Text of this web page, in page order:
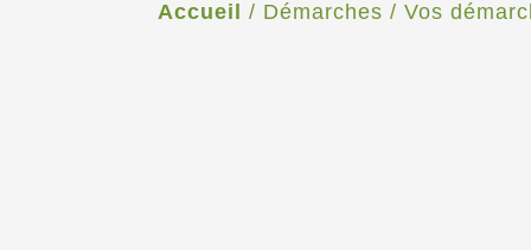
Accueil / Démarches / Vos